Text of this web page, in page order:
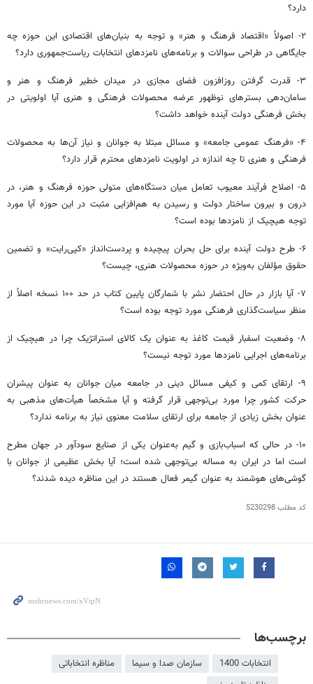
دارد؟
۲- اصولاً «اقتصاد فرهنگ و هنر» و توجه به بنیان‌های اقتصادی این حوزه چه
جایگاهی در طراحی سوالات و برنامه‌های نامزدهای انتخابات ریاست‌جمهوری دارد؟
۳- قدرت گرفتن روزافزون فضای مجازی در میدان خطیر فرهنگ و هنر و
سامان‌دهی بسترهای نوظهور عرضه محصولات فرهنگی و هنری آیا اولویتی در
بخش فرهنگی دولت آینده خواهد داشت؟
۴- «فرهنگ عمومی جامعه» و مسائل مبتلا به جوانان و نیاز آن‌ها به محصولات
فرهنگی و هنری تا چه اندازه در اولویت نامزدهای محترم قرار دارد؟
۵- اصلاح فرآیند معیوب تعامل میان دستگاه‌های متولی حوزه فرهنگ و هنر، در
درون و بیرون ساختار دولت و رسیدن به هم‌افزایی مثبت در این حوزه آیا مورد
توجه هیچیک از نامزدها بوده است؟
۶- طرح دولت آینده برای حل بحران پیچیده و پردست‌انداز «کپی‌رایت» و تضمین
حقوق مؤلفان به‌ویژه در حوزه محصولات هنری، چیست؟
۷- آیا بازار در حال احتضار نشر با شمارگان پایین کتاب در حد ۱۰۰ نسخه اصلاً از
منظر سیاست‌گذاری فرهنگی مورد توجه بوده است؟
۸- وضعیت اسفبار قیمت کاغذ به عنوان یک کالای استراتژیک چرا در هیچیک از
برنامه‌های اجرایی نامزدها مورد توجه نیست؟
۹- ارتقای کمی و کیفی مسائل دینی در جامعه میان جوانان به عنوان پیشران
حرکت کشور چرا مورد بی‌توجهی قرار گرفته و آیا مشخصاً هیأت‌های مذهبی به
عنوان بخش زیادی از جامعه برای ارتقای سلامت معنوی نیاز به برنامه ندارد؟
۱۰- در حالی که اسباب‌بازی و گیم به‌عنوان یکی از صنایع سودآور در جهان مطرح
است اما در ایران به مساله بی‌توجهی شده است؛ آیا بخش عظیمی از جوانان با
گوشی‌های هوشمند به عنوان گیمر فعال هستند در این مناظره دیده شدند؟
کد مطلب5230298
برچسب‌ها
انتخابات 1400 سازمان صدا و سیما
مناظره انتخاباتی